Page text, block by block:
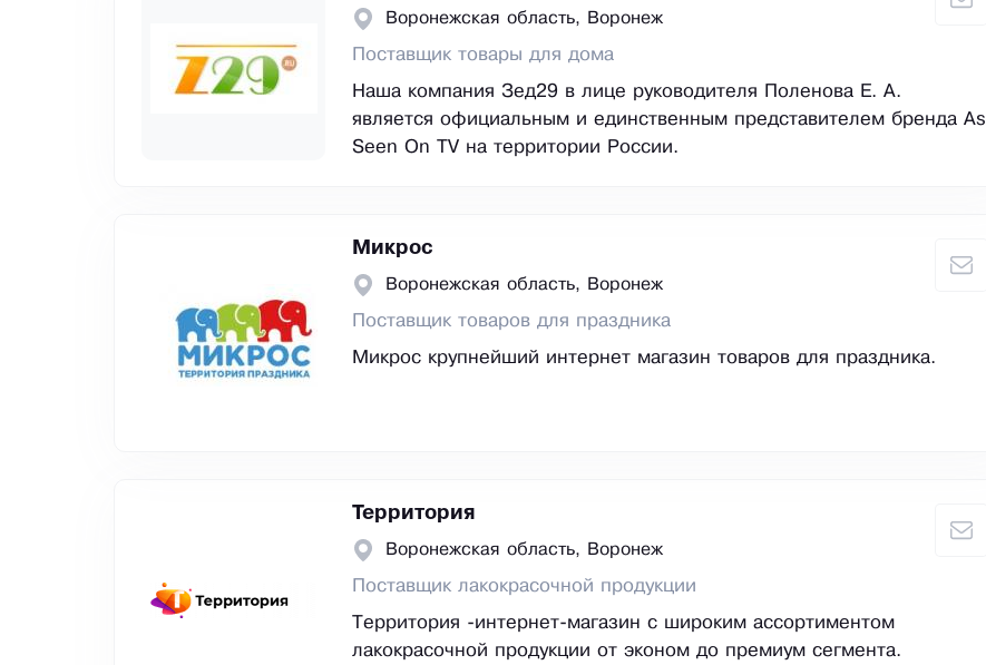
Воронежская область, Воронеж
Поставщик товары для дома
Наша компания Зед29 в лице руководителя Поленова Е. А.
является официальным и единственным представителем бренда As
Seen On TV на территории России.
Микрос
Воронежская область, Воронеж
Поставщик товаров для праздника
Микрос крупнейший интернет магазин товаров для праздника.
Территория
Воронежская область, Воронеж
Поставщик лакокрасочной продукции
Территория -интернет-магазин с широким ассортиментом
лакокрасочной продукции от эконом до премиум сегмента.